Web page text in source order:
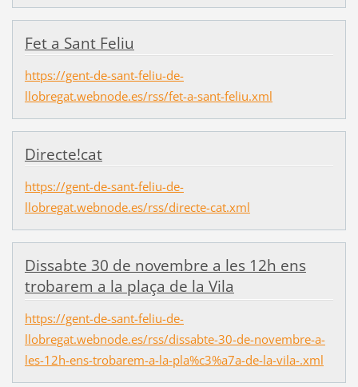
Fet a Sant Feliu
https://gent-de-sant-feliu-de-
llobregat.webnode.es/rss/fet-a-sant-feliu.xml
Directe!cat
https://gent-de-sant-feliu-de-
llobregat.webnode.es/rss/directe-cat.xml
Dissabte 30 de novembre a les 12h ens
trobarem a la plaça de la Vila
https://gent-de-sant-feliu-de-
llobregat.webnode.es/rss/dissabte-30-de-novembre-a-
les-12h-ens-trobarem-a-la-pla%c3%a7a-de-la-vila-.xml